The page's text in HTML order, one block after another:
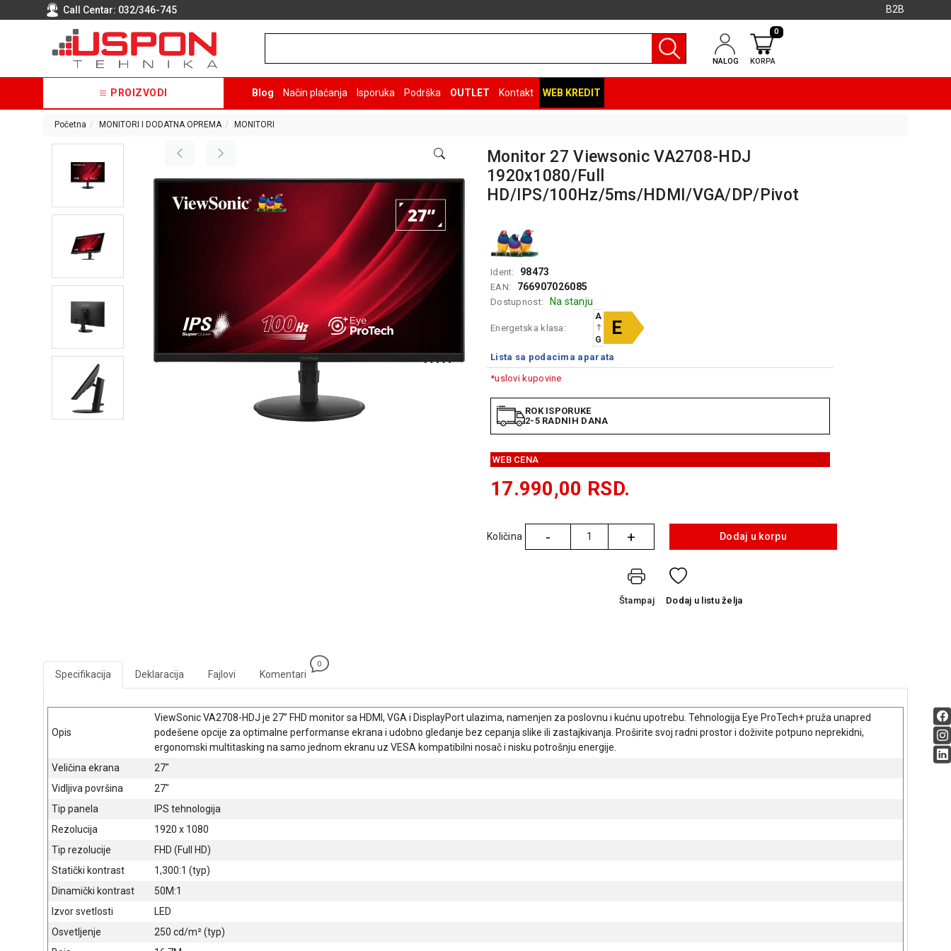
Call Centar: 032/346-745 B2B
NALOG KORPA
0
PROIZVODI Blog Način plaćanja Isporuka Podrška OUTLET Kontakt WEB KREDIT
Početna MONITORI I DODATNA OPREMA MONITORI
Monitor 27 Viewsonic VA2708-HDJ
1920x1080/Full
HD/IPS/100Hz/5ms/HDMI/VGA/DP/Pivot
Ident: 98473
EAN: 766907026085
Dostupnost: Na stanju
Energetska klasa:
A
G
E
Lista sa podacima aparata
*uslovi kupovine
ROK ISPORUKE
2-5 RADNIH DANA
WEB CENA
17.990,00 RSD.
Količina - + Dodaj u korpu
Štampaj Dodaj u listu želja
Specifikacija Deklaracija Fajlovi Komentari
0
Opis
ViewSonic VA2708-HDJ je 27” FHD monitor sa HDMI, VGA i DisplayPort ulazima, namenjen za poslovnu i kućnu upotrebu. Tehnologija Eye ProTech+ pruža unapred
podešene opcije za optimalne performanse ekrana i udobno gledanje bez cepanja slike ili zastajkivanja. Proširite svoj radni prostor i doživite potpuno neprekidni,
ergonomski multitasking na samo jednom ekranu uz VESA kompatibilni nosač i nisku potrošnju energije.
Veličina ekrana
27"
Vidljiva površina
27"
Tip panela
IPS tehnologija
Rezolucija
1920 x 1080
Tip rezolucije
FHD (Full HD)
Statički kontrast
1,300:1 (typ)
Dinamički kontrast
50M:1
Izvor svetlosti
LED
Osvetljenje
250 cd/m² (typ)